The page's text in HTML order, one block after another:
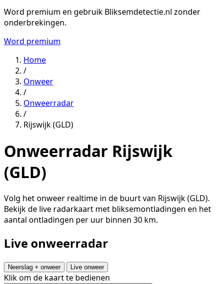
Word premium en gebruik Bliksemdetectie.nl zonder
onderbrekingen.
Word premium
Home
/
Onweer
/
Onweerradar
/
Rijswijk (GLD)
Onweerradar Rijswijk
(GLD)
Volg het onweer realtime in de buurt van Rijswijk (GLD).
Bekijk de live radarkaart met bliksemontladingen en het
aantal ontladingen per uur binnen 30 km.
Live onweerradar
Neerslag + onweer Live onweer
Klik om de kaart te bedienen